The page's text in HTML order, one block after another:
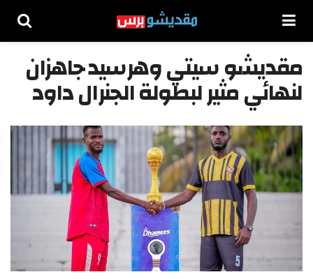
مقديشو سيتي وهرسيد جاهزان
لنهائي مثير لبطولة الجنرال داود